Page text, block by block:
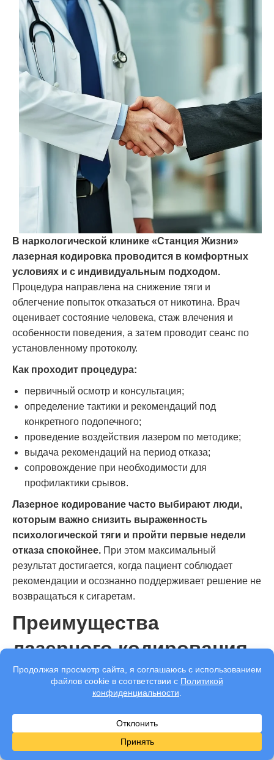
В наркологической клинике «Станция Жизни»
лазерная кодировка проводится в комфортных
условиях и с индивидуальным подходом.
Процедура направлена на снижение тяги и
облегчение попыток отказаться от никотина. Врач
оценивает состояние человека, стаж влечения и
особенности поведения, а затем проводит сеанс по
установленному протоколу.
Как проходит процедура:
первичный осмотр и консультация;
определение тактики и рекомендаций под
конкретного подопечного;
проведение воздействия лазером по методике;
выдача рекомендаций на период отказа;
сопровождение при необходимости для
профилактики срывов.
Лазерное кодирование часто выбирают люди,
которым важно снизить выраженность
психологической тяги и пройти первые недели
отказа спокойнее. При этом максимальный
результат достигается, когда пациент соблюдает
рекомендации и осознанно поддерживает решение не
возвращаться к сигаретам.
Преимущества
лазерного кодирования
от курения в Лесколово
и Ленинградской
области
Лазерный метод помогает многим пациентам быстрее